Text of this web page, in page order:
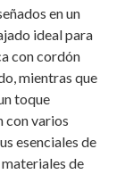
en un
ideal para
con cordón
mientras que
toque
con varios
esenciales de
de